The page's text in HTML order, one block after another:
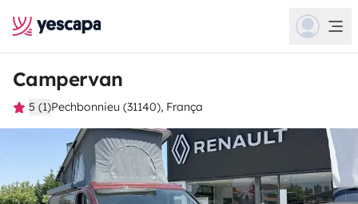
Campervan
5 (1)Pechbonnieu (31140), França